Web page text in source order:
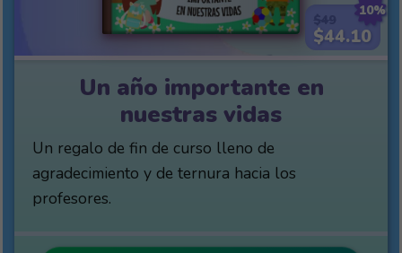
10%
$44.10
Un año importante en
nuestras vidas
Un regalo de fin de curso lleno de
agradecimiento y de ternura hacia los
profesores.